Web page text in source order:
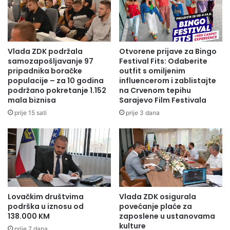
secundina), artritis i bolovi u zglobovima, te Orchitis
(upala testisa) kod muških životinja.
Do infekcije čovjeka može doći direktnim kontaktom sa
zaraženim životinjama, putem preko termički
neobrađenog mlijeka i mliječnih proizvoda i rjeđe
zrakom.
Veliki broj pregleda i analiza
Od posebnog značaja predstavlja rano otkrivanje i
neškodljivo uklanjanje zaraženih životinja. Svake godine
u Bosni i Hercegovini (BiH), provodi se program
sistematske kontrole zdravstvenog stanja prijemčivih
O
Z
A
P
T
E
K
L
I
I
K
E
D
E
-
P
R
I
Č
A
O
T
R
U
P
U
"
K
I
N
I
M
Vlada ZDK podržala
samozapošljavanje 97
pripadnika boračke
populacije – za 10 godina
podržano pokretanje 1.152
mala biznisa
prije 15 sati
Otvorene prijave za Bingo
Festival Fits: Odaberite
outfit s omiljenim
influencerom i zablistajte
na Crvenom tepihu
Sarajevo Film Festivala
prije 3 dana
Lovačkim društvima
podrška u iznosu od
138.000 KM
Vlada ZDK osigurala
povećanje plaće za
zaposlene u ustanovama
kulture